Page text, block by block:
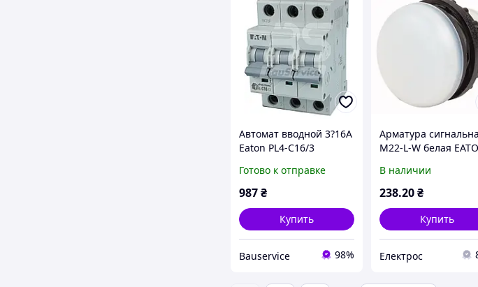
Автомат вводной 3?16A
Eaton PL4-C16/3
Готово к отправке
987₴
Купить
Bauservice 98%
Арматура
M22-L-W белая
В наличии
238.20₴
Купить
Електрос